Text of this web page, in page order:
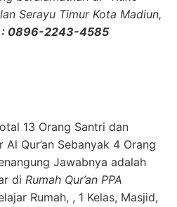
Serayu Timur Kota Madiun,
: 0896-2243-4585
13 Orang Santri dan
Qur’an Sebanyak 4 Orang
Jawabnya adalah
di Rumah Qur’an PPA
Rumah, , 1 Kelas, Masjid,